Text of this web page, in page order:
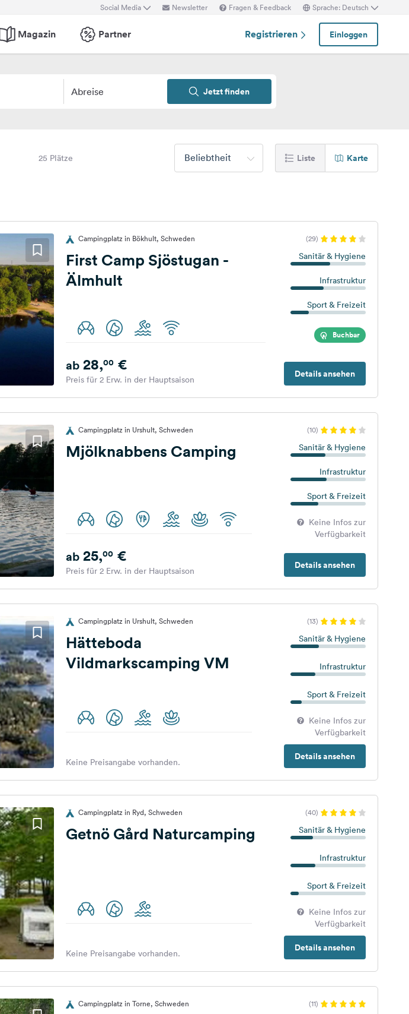
Social Media Newsletter Fragen & Feedback Sprache: Deutsch
Magazin Partner Registrieren Einloggen
Abreise Jetzt finden
25 Plätze Beliebtheit Liste Karte
Campingplatz in Bökhult, Schweden (29)
First Camp Sjöstugan -
Älmhult
Sanitär & Hygiene
Infrastruktur
Sport & Freizeit
Buchbar
Details ansehen
ab28,00€
Preis für 2 Erw. in der Hauptsaison
Campingplatz in Urshult, Schweden (10)
Mjölknabbens Camping Sanitär & Hygiene
Infrastruktur
Sport & Freizeit
Keine Infos zur
Verfügbarkeit
Details ansehen
ab25,00€
Preis für 2 Erw. in der Hauptsaison
Campingplatz in Urshult, Schweden (13)
Hätteboda
Vildmarkscamping VM
Sanitär & Hygiene
Infrastruktur
Sport & Freizeit
Keine Infos zur
Verfügbarkeit
Details ansehen
Keine Preisangabe vorhanden.
Campingplatz in Ryd, Schweden (40)
Getnö Gård Naturcamping Sanitär & Hygiene
Infrastruktur
Sport & Freizeit
Keine Infos zur
Verfügbarkeit
Details ansehen
Keine Preisangabe vorhanden.
Campingplatz in Torne, Schweden (11)